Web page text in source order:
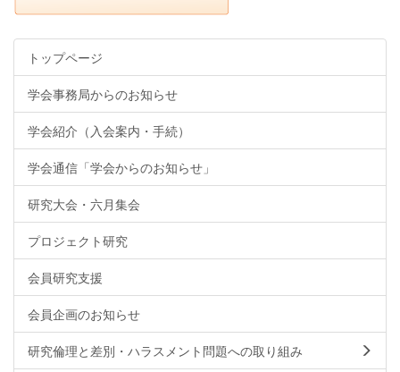
トップページ
学会事務局からのお知らせ
学会紹介（入会案内・手続）
学会通信「学会からのお知らせ」
研究大会・六月集会
プロジェクト研究
会員研究支援
会員企画のお知らせ
研究倫理と差別・ハラスメント問題への取り組み